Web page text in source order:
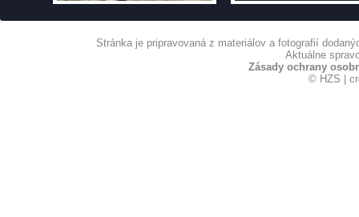
Stránka je pripravovaná z materiálov a fotografií
Aktuálne
Zásady ochrany
© HZS |